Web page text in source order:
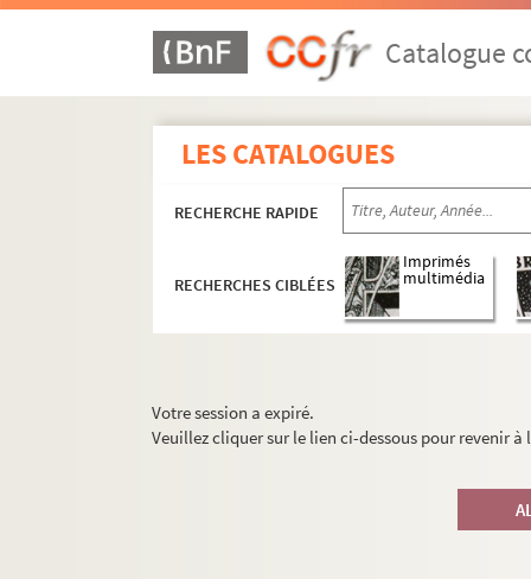
Catalogue
LES CATALOGUES
RECHERCHE RAPIDE
RECHERCHES CIBLÉES
Imprimés
multimédia
Votre session a expiré.
Veuillez cliquer sur le lien ci-dessous pour revenir